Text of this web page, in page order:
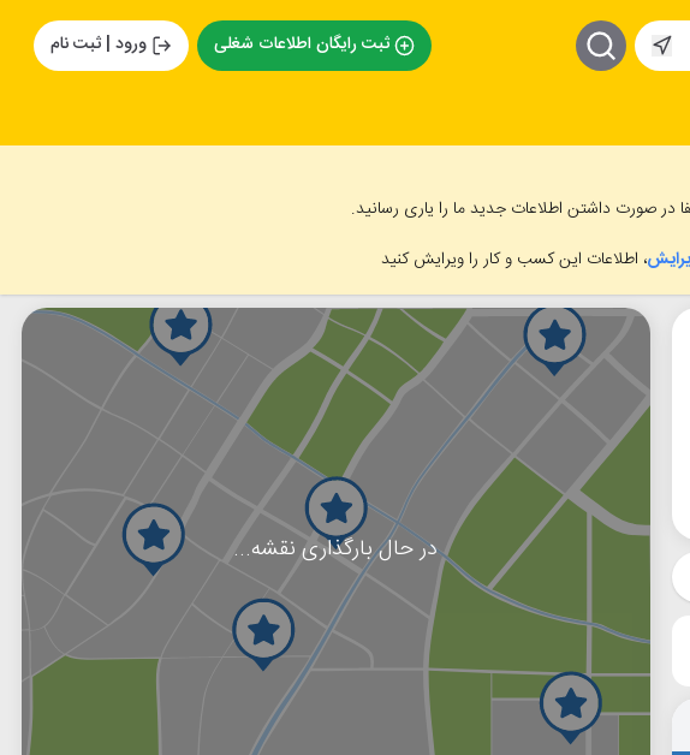
ثبت رایگان اطلاعات شغلی ورود | ثبت نام
صورت داشتن اطلاعات جدید ما را یاری رسانید.
، اطلاعات این کسب و کار را ویرایش کنید
در حال بارگذاری نقشه...